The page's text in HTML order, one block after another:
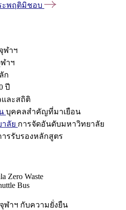
ะพฤติมิชอบ
ฬาฯ
าฯ
ก
ปี
ละสถิติ
บุคคลสำคัญที่มาเยือน
ลัย การจัดอันดับมหาวิทยาลัย
ารรับรองหลักสูตร
Zero Waste
Bus
จุฬาฯ กับความยั่งยืน